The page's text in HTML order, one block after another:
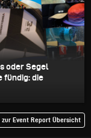
oder Segel
fündig: die
zur Event Report Übersicht